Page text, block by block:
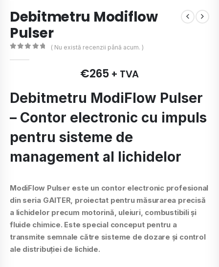
Debitmetru Modiflow
Pulser
( Nu există recenzii până acum. )
€265 + TVA
Debitmetru ModiFlow Pulser
– Contor electronic cu impuls
pentru sisteme de
management al lichidelor
ModiFlow Pulser este un contor electronic profesional
din seria GAITER, proiectat pentru măsurarea precisă
a lichidelor precum motorină, uleiuri, combustibili și
fluide chimice. Este special conceput pentru a
transmite semnale către sisteme de dozare și control
ale distribuției de lichide.